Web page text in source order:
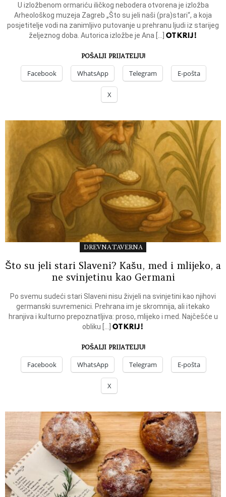
U izložbenom ormariću iličkog nebodera otvorena je izložba
Arheološkog muzeja Zagreb „Što su jeli naši (pra)stari“, a koja
posjetitelje vodi na zanimljivo putovanje u prehranu ljudi iz starijeg
željeznog doba. Autorica izložbe je Ana […] OTKRIJ!
POŠALJI PRIJATELJU!
Facebook WhatsApp Telegram E-pošta
X
DREVNA TAVERNA
Što su jeli stari Slaveni? Kašu, med i mlijeko, a
ne svinjetinu kao Germani
Po svemu sudeći stari Slaveni nisu živjeli na svinjetini kao njihovi
germanski suvremenici. Prehrana im je skromnija, ali itekako
hranjiva i kulturno prepoznatljiva: proso, mlijeko i med. Najčešće u
obliku […] OTKRIJ!
POŠALJI PRIJATELJU!
Facebook WhatsApp Telegram E-pošta
X